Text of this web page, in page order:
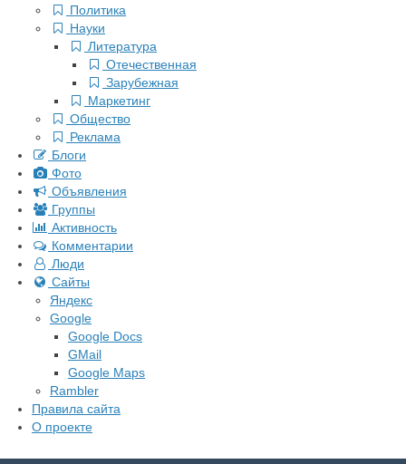
Политика
Науки
Литература
Отечественная
Зарубежная
Маркетинг
Общество
Реклама
Блоги
Фото
Объявления
Группы
Активность
Комментарии
Люди
Сайты
Яндекс
Google
Google Docs
GMail
Google Maps
Rambler
Правила сайта
О проекте